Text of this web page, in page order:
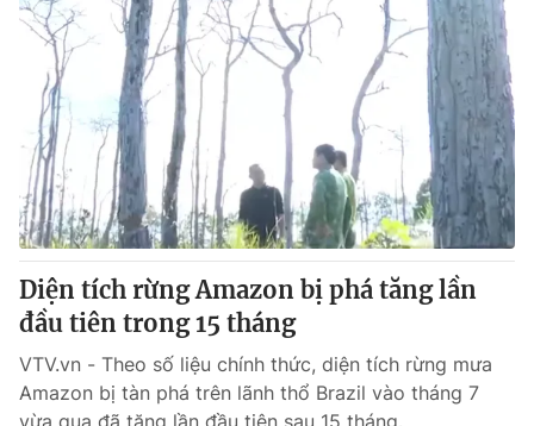
Y tế
Thế giới
Tin tức
Thế giới đó đây
Câu chuyện quốc tế
Kinh tế
Tài chính
Thị trường
Góc doanh nghiệp
Dữ liệu và đời sống
Truyền hình
Phim VTV
Hậu trường
Giải trí
Diện tích rừng Amazon bị phá tăng lần
đầu tiên trong 15 tháng
VTV.vn - Theo số liệu chính thức, diện tích rừng mưa
Amazon bị tàn phá trên lãnh thổ Brazil vào tháng 7
vừa qua đã tăng lần đầu tiên sau 15 tháng.